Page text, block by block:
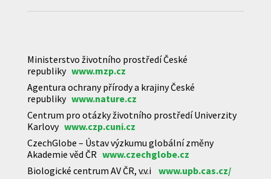
Ministerstvo životního prostředí České
republiky www.mzp.cz
Agentura ochrany přírody a krajiny České
republiky www.nature.cz
Centrum pro otázky životního prostředí Univerzity
Karlovy www.czp.cuni.cz
CzechGlobe – Ústav výzkumu globální změny
Akademie věd ČR www.czechglobe.cz
Biologické centrum AV ČR, v.v.i www.upb.cas.cz/